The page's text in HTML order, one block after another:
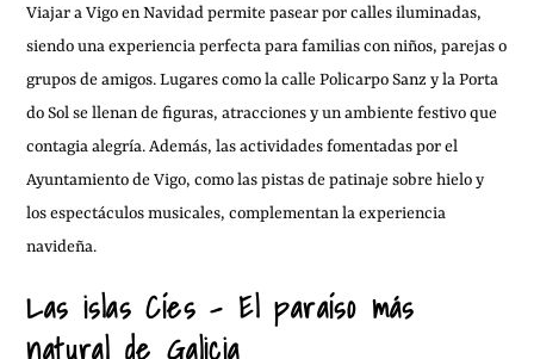
Viajar a Vigo en Navidad permite pasear por calles iluminadas,
siendo una experiencia perfecta para familias con niños, parejas o
grupos de amigos. Lugares como la calle Policarpo Sanz y la Porta
do Sol se llenan de figuras, atracciones y un ambiente festivo que
contagia alegría. Además, las actividades fomentadas por el
Ayuntamiento de Vigo, como las pistas de patinaje sobre hielo y
los espectáculos musicales, complementan la experiencia
navideña.
Las islas Cíes – El paraíso más
natural de Galicia